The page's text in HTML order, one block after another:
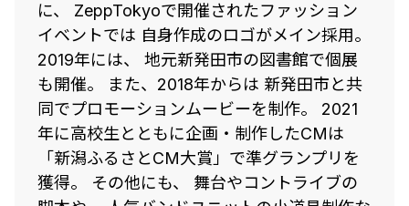
に、 ZeppTokyoで開催されたファッション
イベントでは 自身作成のロゴがメイン採用。
2019年には、 地元新発田市の図書館で個展
も開催。 また、2018年からは 新発田市と共
同でプロモーションムービーを制作。 2021
年に高校生とともに企画・制作したCMは
「新潟ふるさとCM大賞」で準グランプリを
獲得。 その他にも、 舞台やコントライブの